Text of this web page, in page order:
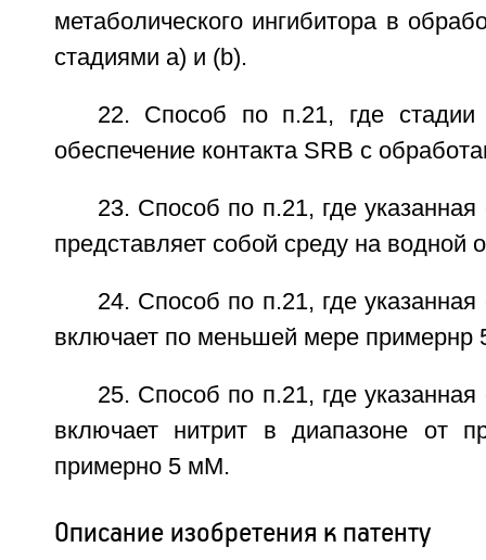
метаболического ингибитора в
стадиями а) и (b).
22. Способ по п.21, где
обеспечение контакта SRB с
23. Способ по п.21, где
представляет собой среду на водной
24. Способ по п.21, где
включает по меньшей мере примернр
25. Способ по п.21, где
включает нитрит в диапазоне от
примерно 5 мМ.
Описание изобретения к патенту